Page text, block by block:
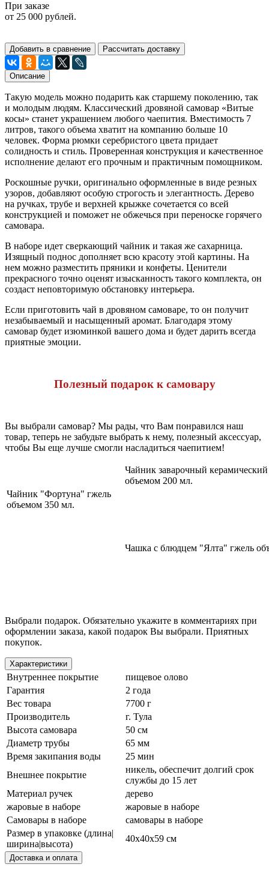
При заказе
от 25 000 рублей.
Добавить в сравнение Рассчитать доставку
Описание
Такую модель можно подарить как старшему поколению, так
и молодым людям. Классический дровяной самовар «Витые
косы» станет украшением любого чаепития. Вместимость 7
литров, такого объема хватит на компанию больше 10
человек. Форма рюмки серебристого цвета придает
солидность и стиль. Проверенная конструкция и качественное
исполнение делают его прочным и практичным помощником.
Роскошные ручки, оригинально оформленные в виде резных
узоров, добавляют особую строгость и элегантность. Дерево
на ручках, трубе и верхней крыжке сочетается со всей
конструкцией и поможет не обжечься при переноске горячего
самовара.
В наборе идет сверкающий чайник и такая же сахарница.
Изящный поднос дополняет всю красоту этой картины. На
нем можно разместить пряники и конфеты. Ценители
прекрасного точно оценят изысканность такого комплекта, он
создаст неповторимую обстановку интерьера.
Если приготовить чай в дровяном самоваре, то он получит
незабываемый и насыщенный аромат. Благодаря этому
самовар будет изюминкой вашего дома и будет дарить всегда
приятные эмоции.
Полезный подарок к самовару
Вы выбрали самовар? Мы рады, что Вам понравился наш
товар, теперь не забудьте выбрать к нему, полезный аксессуар,
чтобы Вы еще лучше смогли насладиться чаепитием!
Чайник заварочный
объемом 200 мл.
Чайник "Фортуна" гжель
объемом 350 мл.
Чашка с блюдцем "Ялта" гжель
Выбрали подарок. Обязательно укажите в комментариях при
оформлении заказа, какой подарок Вы выбрали. Приятных
покупок.
Характеристики
Внутреннее покрытие
пищевое олово
Гарантия
2 года
Вес товара
7700 г
Производитель
г. Тула
Высота самовара
50 см
Диаметр трубы
65 мм
Время закипания воды
25 мин
Внешнее покрытие
никель, обеспечит долгий срок
службы до 15 лет
Материал ручек
дерево
жаровые в наборе
жаровые в наборе
Самовары в наборе
самовары в наборе
Размер в упаковке (длина|
ширина|высота)
40x40x59 см
Доставка и оплата